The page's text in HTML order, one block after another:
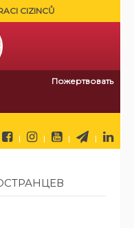
CIZINCŮ
Пожертвовать